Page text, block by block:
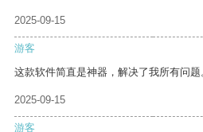
2025-09-15
游客
这款软件简直是神器，解决了我所有问题
2025-09-15
游客